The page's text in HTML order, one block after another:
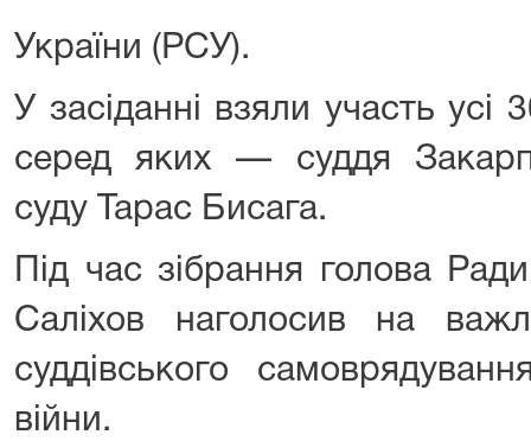
України (РСУ).
У засіданні взяли участь усі
серед яких — суддя
суду Тарас Бисага.
Під час зібрання голова
Саліхов наголосив на
суддівського
війни.